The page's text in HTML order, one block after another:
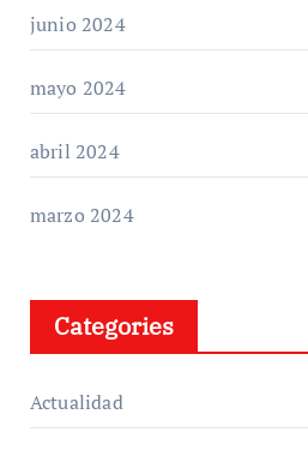
junio 2024
mayo 2024
abril 2024
marzo 2024
Categories
Actualidad